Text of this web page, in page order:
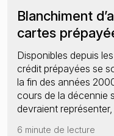
Blanchiment
cartes
Disponibles depuis
crédit prépayées se
la fin des années
cours de la décennie
devraient
6 minute de lecture